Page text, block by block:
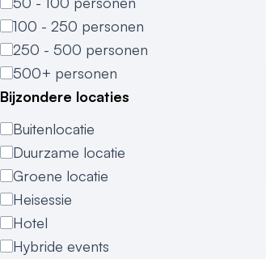
100 - 250 personen
250 - 500 personen
500+ personen
Bijzondere locaties
Buitenlocatie
Duurzame locatie
Groene locatie
Heisessie
Hotel
Hybride events